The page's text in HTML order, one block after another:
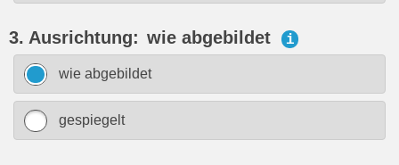
3. Ausrichtung: wie abgebildet i
wie abgebildet
gespiegelt